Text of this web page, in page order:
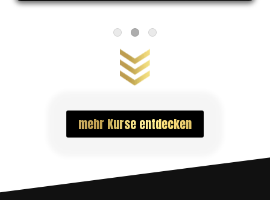
mehr Kurse entdecken